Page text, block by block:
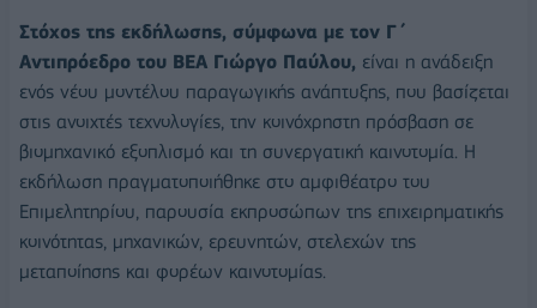
Στόχος της εκδήλωσης, σύμφωνα με τον Γ΄
Αντιπρόεδρο του ΒΕΑ Γιώργο Παύλου, είναι η ανάδειξη
ενός νέου μοντέλου παραγωγικής ανάπτυξης, που βασίζεται
στις ανοιχτές τεχνολογίες, την κοινόχρηστη πρόσβαση σε
βιομηχανικό εξοπλισμό και τη συνεργατική καινοτομία. Η
εκδήλωση πραγματοποιήθηκε στο αμφιθέατρο του
Επιμελητηρίου, παρουσία εκπροσώπων της επιχειρηματικής
κοινότητας, μηχανικών, ερευνητών, στελεχών της
μεταποίησης και φορέων καινοτομίας.